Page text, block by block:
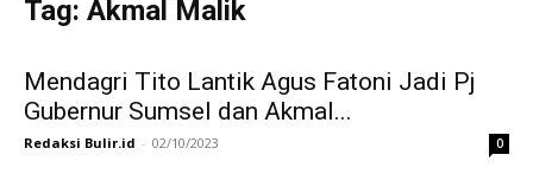
Tag: Akmal Malik
Mendagri Tito Lantik Agus Fatoni Jadi Pj
Gubernur Sumsel dan Akmal...
Redaksi Bulir.id - 02/10/2023 0